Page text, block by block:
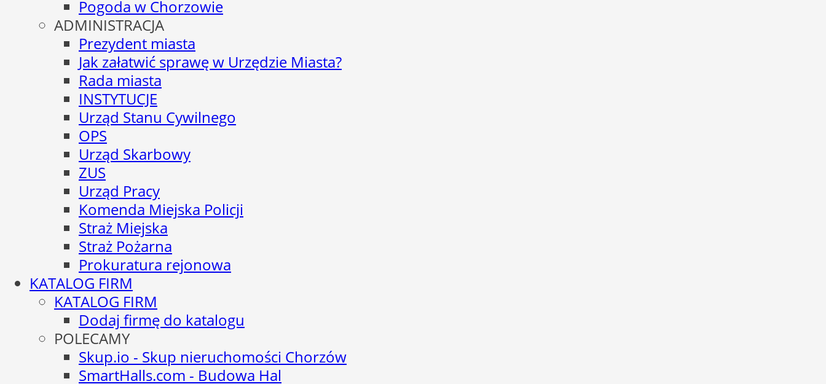
Pogoda w Chorzowie
ADMINISTRACJA
Prezydent miasta
Jak załatwić sprawę w Urzędzie Miasta?
Rada miasta
INSTYTUCJE
Urząd Stanu Cywilnego
OPS
Urząd Skarbowy
ZUS
Urząd Pracy
Komenda Miejska Policji
Straż Miejska
Straż Pożarna
Prokuratura rejonowa
KATALOG FIRM
KATALOG FIRM
Dodaj firmę do katalogu
POLECAMY
Skup.io - Skup nieruchomości Chorzów
SmartHalls.com - Budowa Hal